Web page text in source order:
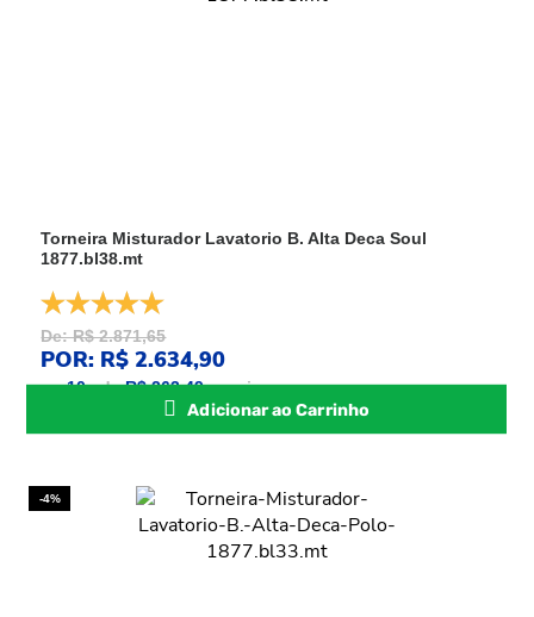
Torneira Misturador Lavatorio B. Alta Deca Soul
1877.bl38.mt
De: R$ 2.871,65
POR: R$ 2.634,90
ou10xdeR$ 263,49sem juros
Adicionar ao Carrinho
-4%